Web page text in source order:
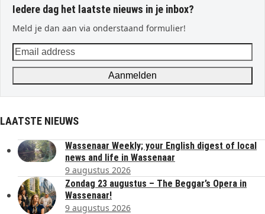
Iedere dag het laatste nieuws in je inbox?
Meld je dan aan via onderstaand formulier!
Email
address
Aanmelden
LAATSTE NIEUWS
Wassenaar Weekly; your English digest of local
news and life in Wassenaar
9 augustus 2026
Zondag 23 augustus – The Beggar’s Opera in
Wassenaar!
9 augustus 2026